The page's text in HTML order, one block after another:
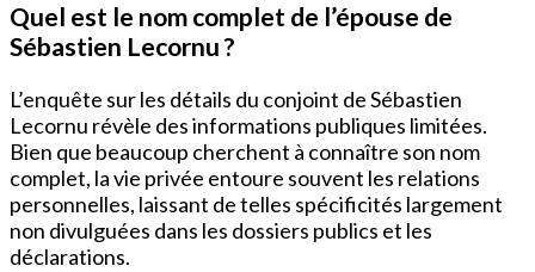
Quel est le nom complet de l’épouse de
Sébastien Lecornu ?
L’enquête sur les détails du conjoint de Sébastien
Lecornu révèle des informations publiques limitées.
Bien que beaucoup cherchent à connaître son nom
complet, la vie privée entoure souvent les relations
personnelles, laissant de telles spécificités largement
non divulguées dans les dossiers publics et les
déclarations.